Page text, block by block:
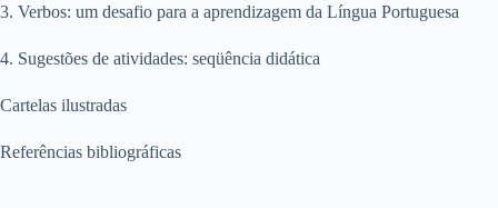
3. Verbos: um desafio para a aprendizagem da Língua Portuguesa
4. Sugestões de atividades: seqüência didática
Cartelas ilustradas
Referências bibliográficas